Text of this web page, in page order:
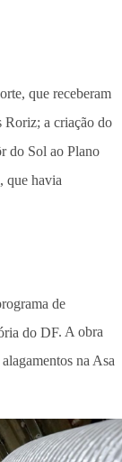
que receberam
a criação do
do Sol ao Plano
que havia
de
do DF. A obra
na Asa